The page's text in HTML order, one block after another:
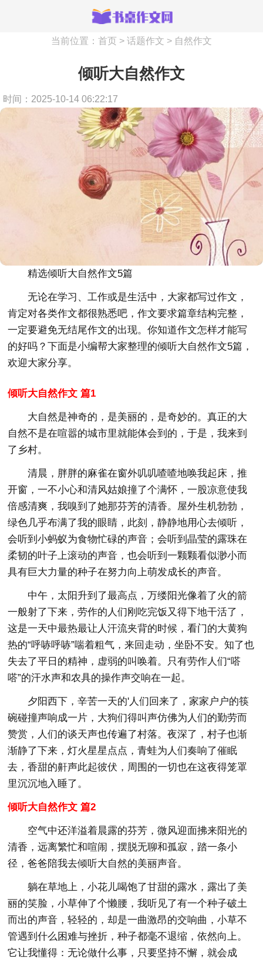
当前位置： 首页 > 话题作文 > 自然作文
倾听大自然作文
时间：2025-10-14 06:22:17
精选倾听大自然作文5篇
无论在学习、工作或是生活中，大家都写过作文，
肯定对各类作文都很熟悉吧，作文要求篇章结构完整，
一定要避免无结尾作文的出现。你知道作文怎样才能写
的好吗？下面是小编帮大家整理的倾听大自然作文5篇，
欢迎大家分享。
倾听大自然作文 篇1
大自然是神奇的，是美丽的，是奇妙的。真正的大
自然不是在喧嚣的城市里就能体会到的，于是，我来到
了乡村。
清晨，胖胖的麻雀在窗外叽叽喳喳地唤我起床，推
开窗，一不小心和清风姑娘撞了个满怀，一股凉意使我
倍感清爽，我嗅到了她那芬芳的清香。屋外生机勃勃，
绿色几乎布满了我的眼睛，此刻，静静地用心去倾听，
会听到小蚂蚁为食物忙碌的声音；会听到晶莹的露珠在
柔韧的叶子上滚动的声音，也会听到一颗颗看似渺小而
具有巨大力量的种子在努力向上萌发成长的声音。
中午，太阳升到了最高点，万缕阳光像着了火的箭
一般射了下来，劳作的人们刚吃完饭又得下地干活了，
这是一天中最热最让人汗流夹背的时候，看门的大黄狗
热的“呼哧呼哧”喘着粗气，来回走动，坐卧不安。知了也
失去了平日的精神，虚弱的叫唤着。只有劳作人们“嗒
嗒”的汗水声和农具的操作声交响在一起。
夕阳西下，辛苦一天的'人们回来了，家家户户的筷
碗碰撞声响成一片，大狗们得叫声仿佛为人们的勤劳而
赞赏，人们的谈天声也传遍了村落。夜深了，村子也渐
渐静了下来，灯火星星点点，青蛙为人们奏响了催眠
去，香甜的鼾声此起彼伏，周围的一切也在这夜得笼罩
里沉沉地入睡了。
倾听大自然作文 篇2
空气中还洋溢着晨露的芬芳，微风迎面拂来阳光的
清香，远离繁忙和喧闹，摆脱无聊和孤寂，踏一条小
径，爸爸陪我去倾听大自然的美丽声音。
躺在草地上，小花儿喝饱了甘甜的露水，露出了美
丽的笑脸，小草伸了个懒腰，我听见了有一个种子破土
而出的声音，轻轻的，却是一曲激昂的交响曲，小草不
管遇到什么困难与挫折，种子都毫不退缩，依然向上。
它让我懂得：无论做什么事，只要坚持不懈，就会成